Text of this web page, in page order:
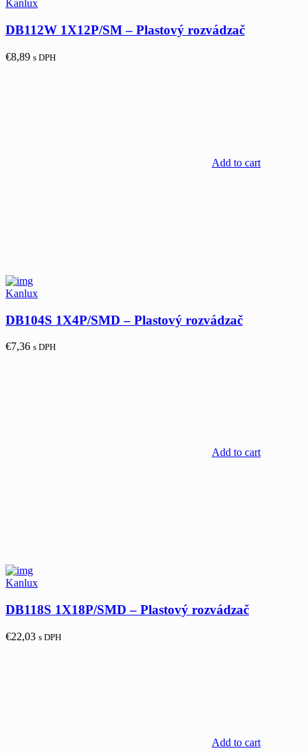
Kanlux
DB112W 1X12P/SM – Plastový rozvádzač
€8,89 s DPH
Add to cart
Kanlux
DB104S 1X4P/SMD – Plastový rozvádzač
€7,36 s DPH
Add to cart
Kanlux
DB118S 1X18P/SMD – Plastový rozvádzač
€22,03 s DPH
Add to cart